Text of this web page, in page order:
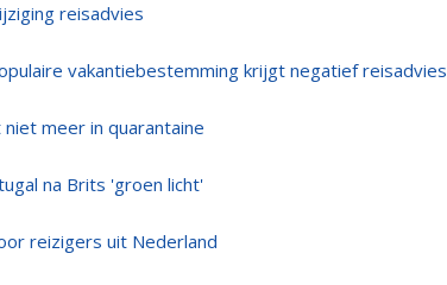
reisadvies
vakantiebestemming krijgt negatief reisadvies
meer in quarantaine
na Brits 'groen licht'
reizigers uit Nederland